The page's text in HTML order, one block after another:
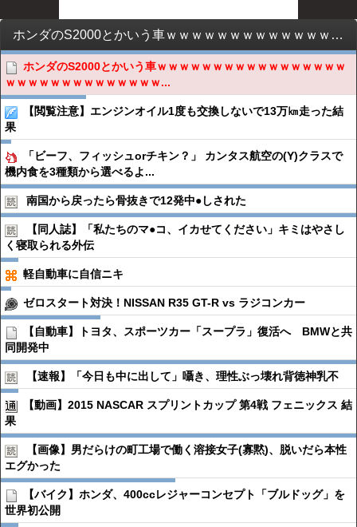
ホンダのS2000とかいう車ｗｗｗｗｗｗｗｗｗｗｗｗｗｗｗｗｗｗｗｗｗｗｗｗｗｗｗｗｗｗｗｗ
ホンダのS2000とかいう車ｗｗｗｗｗｗｗｗｗｗｗｗｗｗｗｗｗ
ｗｗｗｗｗｗｗｗｗｗｗｗｗｗ...
【閲覧注意】エンジンオイル1度も交換しないで13万㎞走った結
果
「ビーフ、フィッシュorチキン？」 カンタス航空の(Y)クラスで
機内食を3種類から選べるよ...
南国から戻ったら骨抜きで12発中●︎しされた
【同人誌】「私たちのマ●︎コ、イカせてください」キミはやさし
く寝取られる外伝
軽自動車に自信ニキ
ゼロスタート対決！NISSAN R35 GT-R vs ラジコンカー
【自動車】トヨタ、スポーツカー「スープラ」復活へ BMWと共
同開発中
【速報】「今日も中に出して」囁き、理性ぶっ壊れ背徳神乳不
【動画】2015 NASCAR スプリントカップ 第4戦 フェニックス 結
果
【画像】男だらけの町工場で働く溶接女子(寡黙)、脱いだら本性
エグかった
【バイク】ホンダ、400ccレジャーコンセプト「ブルドッグ」を
世界初公開